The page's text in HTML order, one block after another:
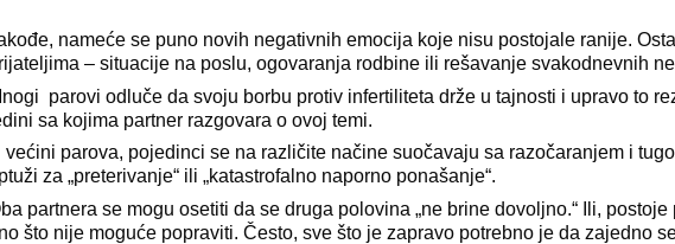
nameće se puno novih negativnih emocija koje nisu postojale ranije.
– situacije na poslu, ogovaranja rodbine ili rešavanje svakodnevnih
parovi odluče da svoju borbu protiv infertiliteta drže u tajnosti i upravo to
sa kojima partner razgovara o ovoj temi.
većini parova, pojedinci se na različite načine suočavaju sa razočaranjem i
za „preterivanje“ ili „katastrofalno naporno ponašanje“.
partnera se mogu osetiti da se druga polovina „ne brine dovoljno.“ Ili,
što nije moguće popraviti. Često, sve što je zapravo potrebno je da zajedno